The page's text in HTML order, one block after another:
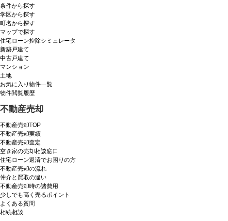
条件から探す
学区から探す
町名から探す
マップで探す
住宅ローン控除シミュレータ
新築戸建て
中古戸建て
マンション
土地
お気に入り物件一覧
物件閲覧履歴
不動産売却
不動産売却TOP
不動産売却実績
不動産売却査定
空き家の売却相談窓口
住宅ローン返済でお困りの方
不動産売却の流れ
仲介と買取の違い
不動産売却時の諸費用
少しでも高く売るポイント
よくある質問
相続相談